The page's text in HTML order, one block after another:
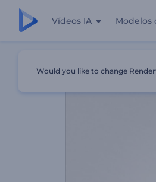
Vídeos IA Modelos
Would you like to change